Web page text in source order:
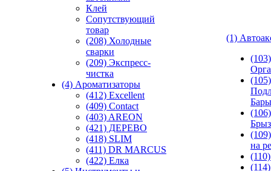
Клей
Сопутствующий
товар
(208) Холодные
сварки
(209) Экспреcс-
чистка
(4) Ароматизаторы
(412) Excellent
(409) Contact
(403) AREON
(421) ДЕРЕВО
(418) SLIM
(411) DR MARCUS
(422) Елка
(1)
(105)
Бары
(106)
на